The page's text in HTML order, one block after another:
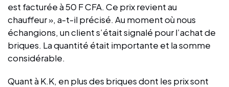
est facturée à 50 F CFA. Ce prix revient au
chauffeur », a-t-il précisé. Au moment où nous
échangions, un client s’était signalé pour l’achat de
briques. La quantité était importante et la somme
considérable.
Quant à K.K, en plus des briques dont les prix sont